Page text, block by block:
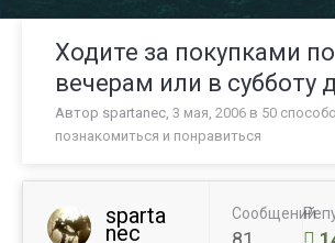
Ходите за покупками по
вечерам или в субботу
Автор spartanec, 3 мая, 2006 в 50
познакомиться и понравиться
sparta
nec
Сообщений